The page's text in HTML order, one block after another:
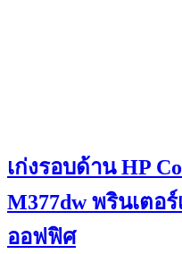
เก่งรอบด้าน HP
M377dw พรินเตอ
ออฟฟิศ